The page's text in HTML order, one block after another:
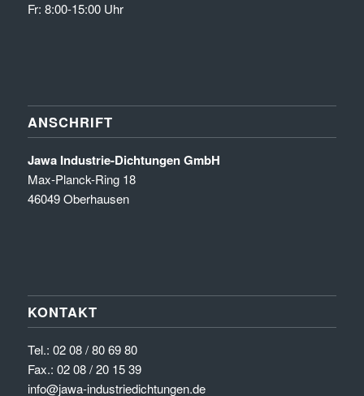
Fr: 8:00-15:00 Uhr
ANSCHRIFT
Jawa Industrie-Dichtungen GmbH
Max-Planck-Ring 18
46049 Oberhausen
KONTAKT
Tel.: 02 08 / 80 69 80
Fax.: 02 08 / 20 15 39
info@jawa-industriedichtungen.de